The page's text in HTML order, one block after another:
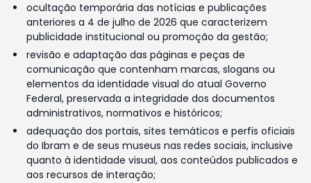
ocultação temporária das notícias e publicações
anteriores a 4 de julho de 2026 que caracterizem
publicidade institucional ou promoção da gestão;
revisão e adaptação das páginas e peças de
comunicação que contenham marcas, slogans ou
elementos da identidade visual do atual Governo
Federal, preservada a integridade dos documentos
administrativos, normativos e históricos;
adequação dos portais, sites temáticos e perfis oficiais
do Ibram e de seus museus nas redes sociais, inclusive
quanto à identidade visual, aos conteúdos publicados e
aos recursos de interação;